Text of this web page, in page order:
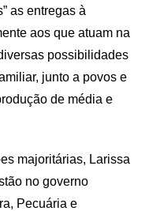
as entregas à
aos que atuam na
possibilidades
junto a povos e
de média e
majoritárias, Larissa
no governo
Pecuária e